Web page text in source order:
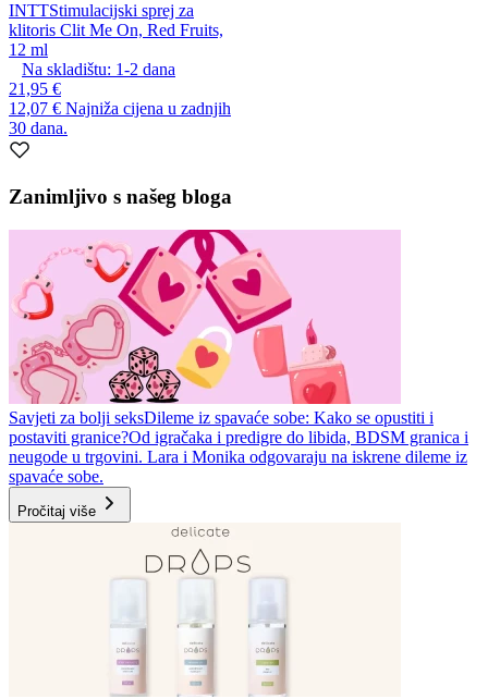
INTTStimulacijski sprej za
klitoris Clit Me On, Red Fruits,
12 ml
Na skladištu: 1-2 dana
21,95 €
12,07 € Najniža cijena u zadnjih
30 dana.
Zanimljivo s našeg bloga
Savjeti za bolji seksDileme iz spavaće sobe: Kako se opustiti i
postaviti granice?Od igračaka i predigre do libida, BDSM granica i
neugode u trgovini. Lara i Monika odgovaraju na iskrene dileme iz
spavaće sobe.
Pročitaj više